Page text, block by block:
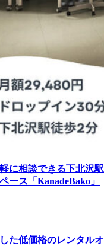
に相談できる下北沢
ース「KanadeBako」
た低価格のレンタル